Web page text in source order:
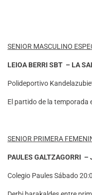
SENIOR MASCULINO
LEIOA BERRI SBT – LA
Polideportivo
El partido de la temporada
SENIOR PRIMERA
PAULES GALTZAGORRI –
Colegio Paules Sábado